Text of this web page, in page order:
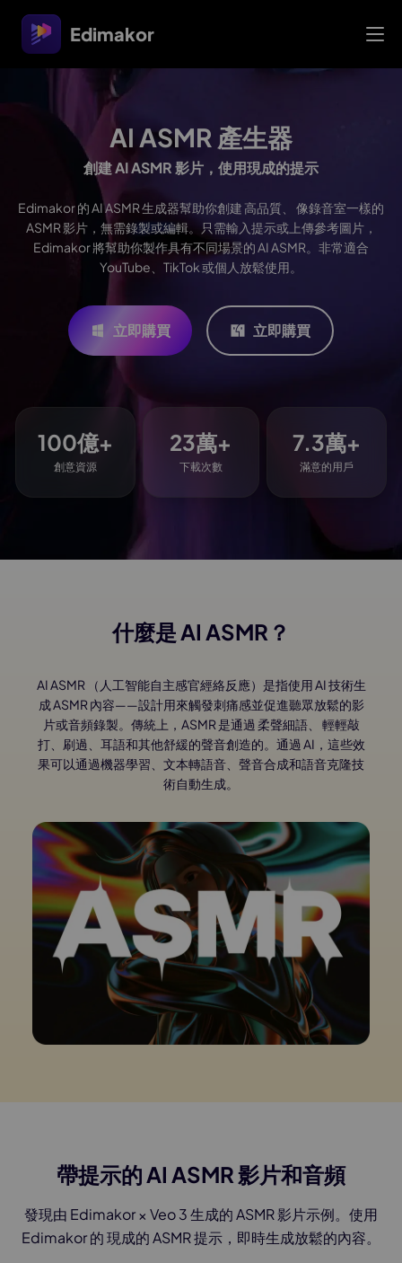
Edimakor
AI ASMR 產生器
創建 AI ASMR 影片，使用現成的提示
Edimakor 的 AI ASMR 生成器幫助你創建 高品質、 像錄音室一樣的
ASMR 影片，無需錄製或編輯。只需輸入提示或上傳參考圖片，
Edimakor 將幫助你製作具有不同場景的 AI ASMR。非常適合
YouTube、TikTok 或個人放鬆使用。
立即購買 立即購買
100億+
創意資源
23萬+
下載次數
7.3萬+
滿意的用戶
什麼是 AI ASMR？
AI ASMR （人工智能自主感官經絡反應）是指使用 AI 技術生
成 ASMR 內容——設計用來觸發刺痛感並促進聽眾放鬆的影
片或音頻錄製。傳統上，ASMR 是通過 柔聲細語、 輕輕敲
打、刷過、耳語和其他舒緩的聲音創造的。通過 AI，這些效
果可以通過機器學習、文本轉語音、聲音合成和語音克隆技
術自動生成。
帶提示的 AI ASMR 影片和音頻
發現由 Edimakor × Veo 3 生成的 ASMR 影片示例。使用
Edimakor 的 現成的 ASMR 提示，即時生成放鬆的內容。